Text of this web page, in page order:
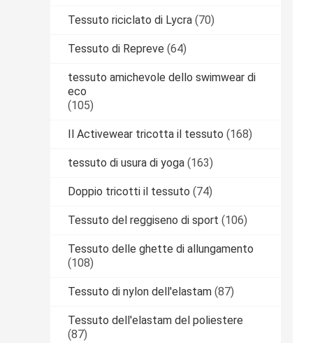
Tessuto riciclato di Lycra (70)
Tessuto di Repreve (64)
tessuto amichevole dello swimwear di
eco
(105)
Il Activewear tricotta il tessuto (168)
tessuto di usura di yoga (163)
Doppio tricotti il tessuto (74)
Tessuto del reggiseno di sport (106)
Tessuto delle ghette di allungamento
(108)
Tessuto di nylon dell'elastam (87)
Tessuto dell'elastam del poliestere
(87)